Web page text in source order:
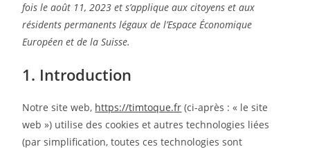
fois le août 11, 2023 et s’applique aux citoyens et aux
résidents permanents légaux de l’Espace Économique
Européen et de la Suisse.
1. Introduction
Notre site web, https://timtoque.fr (ci-après : « le site
web ») utilise des cookies et autres technologies liées
(par simplification, toutes ces technologies sont